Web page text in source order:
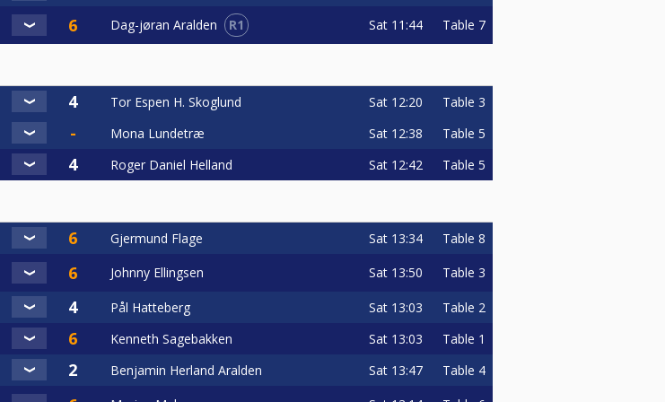
Dag-jøran Aralden R1 Sat 11:44 Table 7
Tor Espen H. Skoglund Sat 12:20 Table 3
Mona Lundetræ Sat 12:38 Table 5
Roger Daniel Helland Sat 12:42 Table 5
Gjermund Flage Sat 13:34 Table 8
Johnny Ellingsen Sat 13:50 Table 3
Pål Hatteberg Sat 13:03 Table 2
Kenneth Sagebakken Sat 13:03 Table 1
Benjamin Herland Aralden Sat 13:47 Table 4